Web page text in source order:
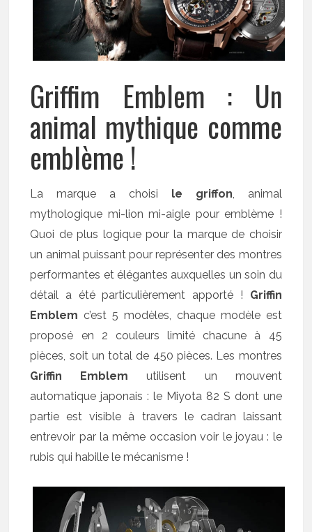
Griffim Emblem : Un
animal mythique comme
emblème !
La marque a choisi le griffon, animal
mythologique mi-lion mi-aigle pour emblème !
Quoi de plus logique pour la marque de choisir
un animal puissant pour représenter des montres
performantes et élégantes auxquelles un soin du
détail a été particulièrement apporté ! Griffin
Emblem c’est 5 modèles, chaque modèle est
proposé en 2 couleurs limité chacune à 45
pièces, soit un total de 450 pièces. Les montres
Griffin Emblem utilisent un mouvent
automatique japonais : le Miyota 82 S dont une
partie est visible à travers le cadran laissant
entrevoir par la même occasion voir le joyau : le
rubis qui habille le mécanisme !